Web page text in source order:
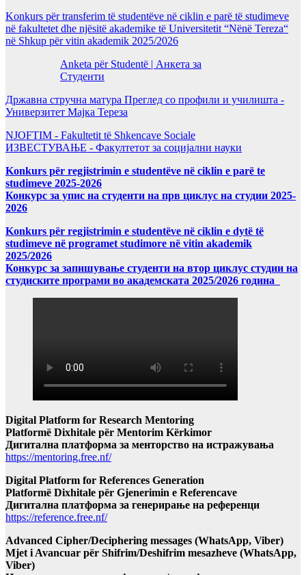
Konkurs për transferim të studentëve në ciklin e parë të studimeve
në fakultetet dhe njësitë akademike të Universitetit “Nënë Tereza“
në Shkup për vitin akademik 2025/2026
Anketa për Studentë | Анкета за
Студенти
Државна стручна матура Преглед со профили и училишта -
Универзитет Мајка Тереза
NJOFTIM - Fakultetit të Shkencave Sociale
ИЗВЕСТУВАЊЕ - Факултетот за социјални науки
Konkurs për regjistrimin e studentëve në ciklin e parë te
studimeve 2025-2026
Конкурс за упис на студенти на прв циклус на студии 2025-
2026
Konkurs për regjistrimin e studentëve në ciklin e dytë të
studimeve në programet studimore në vitin akademik
2025/2026
Конкурс за запишување студенти на втор циклус студии на
студиските програми во академската 2025/2026 година
Digital Platform for Research Mentoring
Platformë Dixhitale për Mentorim Kërkimor
Дигитална платформа за менторство на истражувања
https://mentoring.free.nf/
Digital Platform for References Generation
Platformë Dixhitale për Gjenerimin e Referencave
Дигитална платформа за генерирање на референци
https://reference.free.nf/
Advanced Cipher/Deciphering messages (WhatsApp, Viber)
Mjet i Avancuar për Shifrim/Deshifrim mesazheve (WhatsApp,
Viber)